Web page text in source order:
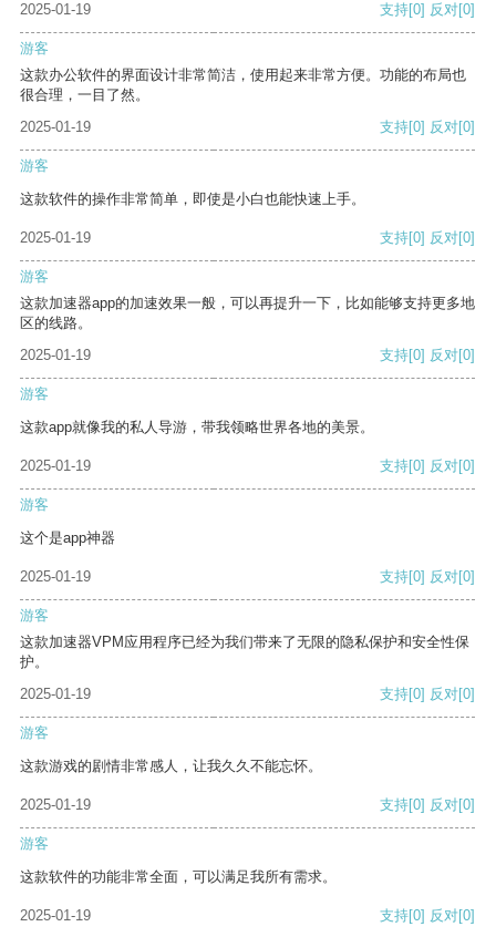
2025-01-19 支持[0] 反对[0]
游客
这款办公软件的界面设计非常简洁，使用起来非常方便。功能的布局也
很合理，一目了然。
2025-01-19
支持[0] 反对[0]
游客
这款软件的操作非常简单，即使是小白也能快速上手。
2025-01-19 支持[0] 反对[0]
游客
这款加速器app的加速效果一般，可以再提升一下，比如能够支持更多地
区的线路。
2025-01-19
支持[0] 反对[0]
游客
这款app就像我的私人导游，带我领略世界各地的美景。
2025-01-19 支持[0] 反对[0]
游客
这个是app神器
2025-01-19 支持[0] 反对[0]
游客
这款加速器VPM应用程序已经为我们带来了无限的隐私保护和安全性保
护。
2025-01-19
支持[0] 反对[0]
游客
这款游戏的剧情非常感人，让我久久不能忘怀。
2025-01-19 支持[0] 反对[0]
游客
这款软件的功能非常全面，可以满足我所有需求。
2025-01-19 支持[0] 反对[0]